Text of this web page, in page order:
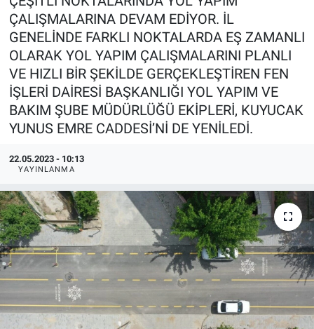
ÇALIŞMALARINA DEVAM EDİYOR. İL
GENELİNDE FARKLI NOKTALARDA EŞ ZAMANLI
OLARAK YOL YAPIM ÇALIŞMALARINI PLANLI
VE HIZLI BİR ŞEKİLDE GERÇEKLEŞTİREN FEN
İŞLERİ DAİRESİ BAŞKANLIĞI YOL YAPIM VE
BAKIM ŞUBE MÜDÜRLÜĞÜ EKİPLERİ, KUYUCAK
YUNUS EMRE CADDESİ’Nİ DE YENİLEDİ.
22.05.2023 - 10:13
YAYINLANMA